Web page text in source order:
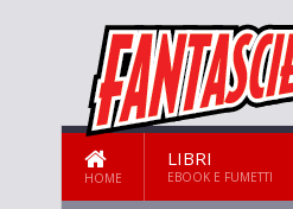
HOME
LIBRI
EBOOK E FUMETTI